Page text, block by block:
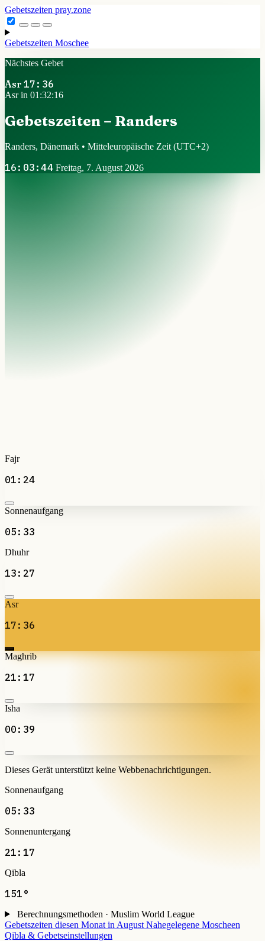
Gebetszeiten pray.zone
Gebetszeiten Moschee
Nächstes Gebet
Asr 17:36
Asr in 01:32:16
Gebetszeiten – Randers
Randers, Dänemark • Mitteleuropäische Zeit (UTC+2)
16:03:44 Freitag, 7. August 2026
Fajr
01:24
Sonnenaufgang
05:33
Dhuhr
13:27
Asr
17:36
Maghrib
21:17
Isha
00:39
Dieses Gerät unterstützt keine Webbenachrichtigungen.
Sonnenaufgang
05:33
Sonnenuntergang
21:17
Qibla
151°
Berechnungsmethoden · Muslim World League
Gebetszeiten diesen Monat in August Nahegelegene Moscheen
Qibla & Gebetseinstellungen